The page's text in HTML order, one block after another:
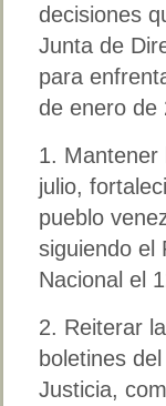
decisiones
Junta de
para
de enero de
1. Mantener
julio,
pueblo
siguiendo el
Nacional el
2. Reiterar
boletines
Justicia,